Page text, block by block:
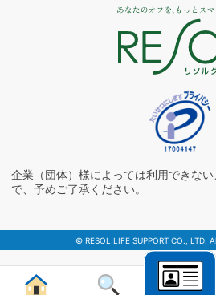
企業（団体）様によっては利用できな
で、予めご了承ください。
© RESOL LIFE SUPPORT CO., LTD.